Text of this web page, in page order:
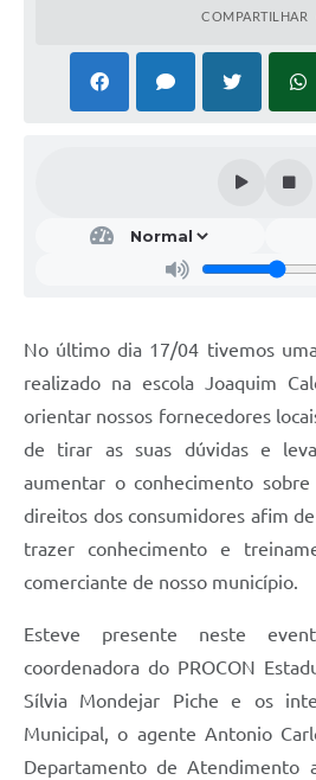
COMPARTILHAR
No último dia 17/04 tivemos
realizado na escola Joaquim
orientar nossos fornecedores
de tirar as suas dúvidas e
aumentar o conhecimento
direitos dos consumidores afim
trazer conhecimento e
comerciante de nosso município.
Esteve presente neste
coordenadora do PROCON
Sílvia Mondejar Piche e os
Municipal, o agente Antonio
Departamento de Atendimento